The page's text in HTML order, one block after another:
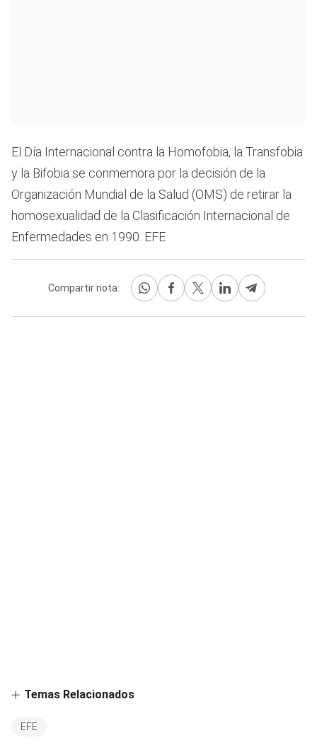
El Día Internacional contra la Homofobia, la Transfobia
y la Bifobia se conmemora por la decisión de la
Organización Mundial de la Salud (OMS) de retirar la
homosexualidad de la Clasificación Internacional de
Enfermedades en 1990. EFE
Compartir nota:
Temas Relacionados
EFE